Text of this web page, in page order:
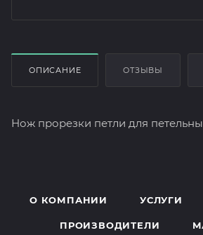
ОПИСАНИЕ ОТЗЫВЫ
Нож прорезки петли для
О КОМПАНИИ УСЛУГИ
ПРОИЗВОДИТЕЛИ